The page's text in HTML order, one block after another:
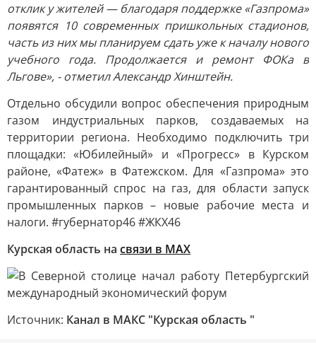
отклик у жителей — благодаря поддержке «Газпрома»
появятся 10 современных пришкольных стадионов,
часть из них мы планируем сдать уже к началу нового
учебного года. Продолжается и ремонт ФОКа в
Льгове», - отметил Александр Хинштейн.
Отдельно обсудили вопрос обеспечения природным
газом индустриальных парков, создаваемых на
территории региона. Необходимо подключить три
площадки: «Юбилейный» и «Прогресс» в Курском
районе, «Фатеж» в Фатежском. Для «Газпрома» это
гарантированный спрос на газ, для области запуск
промышленных парков – новые рабочие места и
налоги. #губернатор46 #ЖКХ46
Курская область на связи в МАХ
Источник: Канал в МАКС "Курская область "